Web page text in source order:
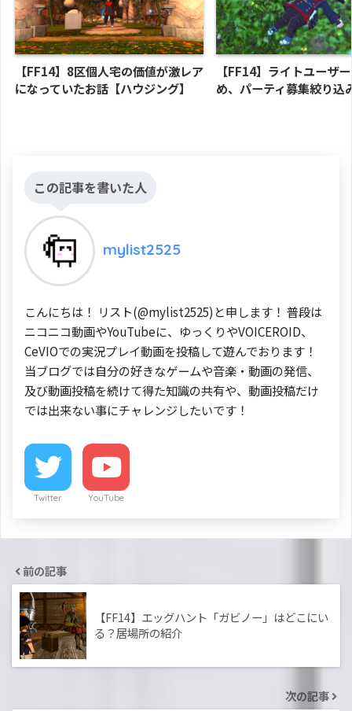
【FF14】8区個人宅の価値が激レア
になっていたお話【ハウジング】
【FF14】ライトユーザ
め、パーティ募集絞り込
この記事を書いた人
mylist2525
こんにちは！ リスト(@mylist2525)と申します！ 普段は
ニコニコ動画やYouTubeに、ゆっくりやVOICEROID、
CeVIOでの実況プレイ動画を投稿して遊んでおります！
当ブログでは自分の好きなゲームや音楽・動画の発信、
及び動画投稿を続けて得た知識の共有や、動画投稿だけ
では出来ない事にチャレンジしたいです！
Twitter YouTube
前の記事
【FF14】エッグハント「ガビノー」はどこにい
る？居場所の紹介
次の記事